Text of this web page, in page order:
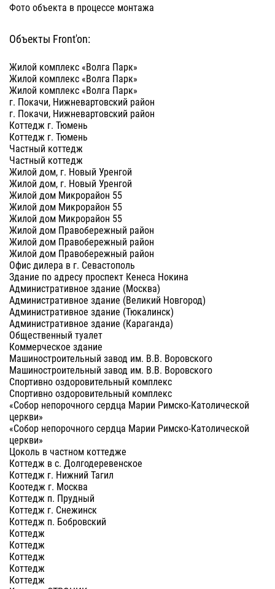
Фото объекта в процессе монтажа
Объекты Front'on:
Жилой комплекс «Волга Парк»
Жилой комплекс «Волга Парк»
Жилой комплекс «Волга Парк»
г. Покачи, Нижневартовский район
г. Покачи, Нижневартовский район
Коттедж г. Тюмень
Коттедж г. Тюмень
Частный коттедж
Частный коттедж
Жилой дом, г. Новый Уренгой
Жилой дом, г. Новый Уренгой
Жилой дом Микрорайон 55
Жилой дом Микрорайон 55
Жилой дом Микрорайон 55
Жилой дом Правобережный район
Жилой дом Правобережный район
Жилой дом Правобережный район
Офис дилера в г. Севастополь
Здание по адресу проспект Кенеса Нокина
Административное здание (Москва)
Административное здание (Великий Новгород)
Административное здание (Тюкалинск)
Административное здание (Караганда)
Общественный туалет
Коммерческое здание
Машиностроительный завод им. В.В. Воровского
Машиностроительный завод им. В.В. Воровского
Спортивно оздоровительный комплекс
Спортивно оздоровительный комплекс
«Собор непорочного сердца Марии Римско-Католической
церкви»
«Собор непорочного сердца Марии Римско-Католической
церкви»
Цоколь в частном коттедже
Коттедж в с. Долгодеревенское
Коттедж г. Нижний Тагил
Коотедж г. Москва
Коттедж п. Прудный
Коттедж г. Снежинск
Коттедж п. Бобровский
Коттедж
Коттедж
Коттедж
Коттедж
Коттедж